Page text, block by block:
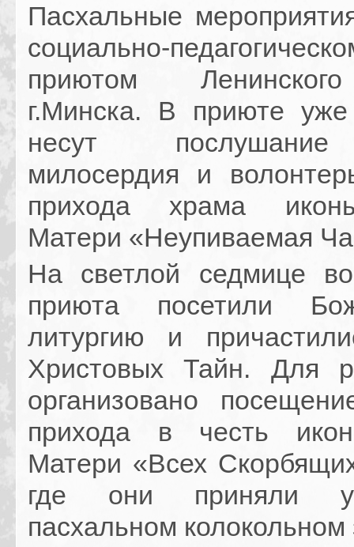
Пасхальные
социально-
приютом
г.Минска. В приюте
несут
милосердия и
прихода храма
Матери «Неупиваемая
На светлой седмице
приюта посетили
литургию и
Христовых Тайн. Для
организовано
прихода в честь
Матери «Всех
где они приняли
пасхальном колокольном